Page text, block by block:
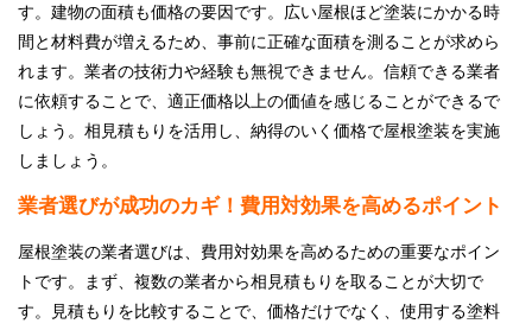
す。建物の面積も価格の要因です。広い屋根ほど塗装にかかる時
間と材料費が増えるため、事前に正確な面積を測ることが求めら
れます。業者の技術力や経験も無視できません。信頼できる業者
に依頼することで、適正価格以上の価値を感じることができるで
しょう。相見積もりを活用し、納得のいく価格で屋根塗装を実施
しましょう。
業者選びが成功のカギ！費用対効果を高めるポイント
屋根塗装の業者選びは、費用対効果を高めるための重要なポイン
トです。まず、複数の業者から相見積もりを取ることが大切で
す。見積もりを比較することで、価格だけでなく、使用する塗料